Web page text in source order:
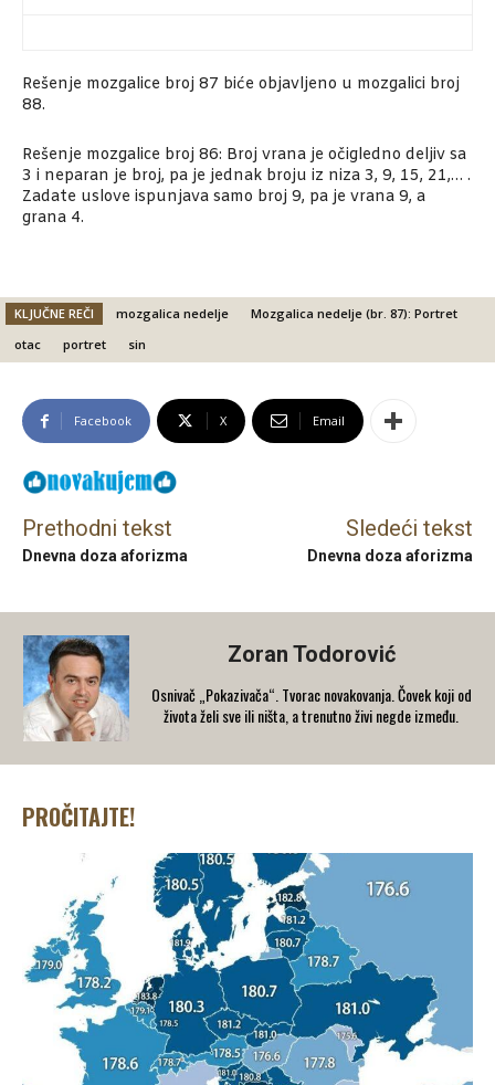
Rešenje mozgalice broj 87 biće objavljeno u mozgalici broj
88.
Rešenje mozgalice broj 86: Broj vrana je očigledno deljiv sa
3 i neparan je broj, pa je jednak broju iz niza 3, 9, 15, 21,… .
Zadate uslove ispunjava samo broj 9, pa je vrana 9, a
grana 4.
KLJUČNE REČI mozgalica nedelje
Mozgalica nedelje (br. 87): Portret
otac
portret sin
Facebook X Email
Prethodni tekst
Dnevna doza aforizma
Sledeći tekst
Dnevna doza aforizma
Zoran Todorović
Osnivač „Pokazivača“. Tvorac novakovanja. Čovek koji od
života želi sve ili ništa, a trenutno živi negde između.
PROČITAJTE!